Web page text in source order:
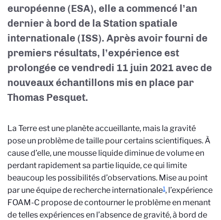
européenne (ESA), elle a commencé l’an
dernier à bord de la Station spatiale
internationale (ISS). Après avoir fourni de
premiers résultats, l’expérience est
prolongée ce vendredi 11 juin 2021 avec de
nouveaux échantillons mis en place par
Thomas Pesquet.
La Terre est une planète accueillante, mais la gravité
pose un problème de taille pour certains scientifiques. À
cause d’elle, une mousse liquide diminue de volume en
perdant rapidement sa partie liquide, ce qui limite
beaucoup les possibilités d’observations. Mise au point
par une équipe de recherche internationale1, l’expérience
FOAM-C propose de contourner le problème en menant
de telles expériences en l’absence de gravité, à bord de